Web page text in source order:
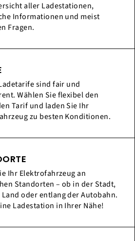
aller Ladestationen,
Informationen und meist
Fragen.
sind fair und
Wählen Sie flexibel den
Tarif und laden Sie Ihr
zu besten Konditionen.
Ihr Elektrofahrzeug an
Standorten – ob in der Stadt,
oder entlang der Autobahn.
Ladestation in Ihrer Nähe!